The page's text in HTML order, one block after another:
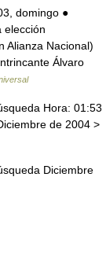
domingo ●
elección
Alianza Nacional)
Álvaro
Hora: 01:53
de 2004 >
Diciembre